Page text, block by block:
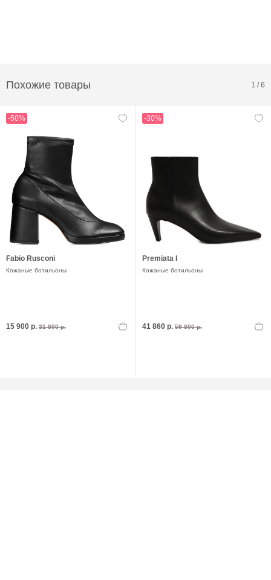
Похожие товары 1 /6
-50%
Fabio Rusconi
Кожаные ботильоны
15 900 р. 31 800 р.
-30%
Premiata I
Кожаные ботильоны
41 860 р. 59 800 р.